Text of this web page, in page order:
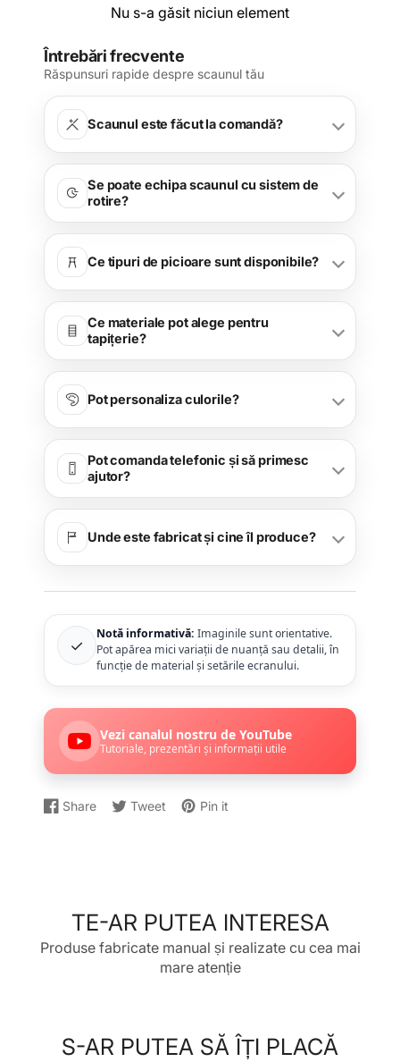
Nu s-a găsit niciun element
Întrebări frecvente
Răspunsuri rapide despre scaunul tău
Scaunul este făcut la comandă?
Se poate echipa scaunul cu sistem de
rotire?
Ce tipuri de picioare sunt disponibile?
Ce materiale pot alege pentru
tapițerie?
Pot personaliza culorile?
Pot comanda telefonic și să primesc
ajutor?
Unde este fabricat și cine îl produce?
✓
Notă informativă: Imaginile sunt orientative.
Pot apărea mici variații de nuanță sau detalii, în
funcție de material și setările ecranului.
Vezi canalul nostru de YouTube
Tutoriale, prezentări și informații utile
Share
Distribuiți
Se
Tweet
Dați
Se
Pin it
Postați
Se
TE-AR PUTEA INTERESA
Produse fabricate manual și realizate cu cea mai
mare atenție
S-AR PUTEA SĂ ÎȚI PLACĂ